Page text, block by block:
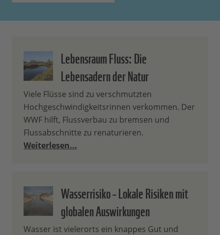
Lebensraum Fluss: Die
Lebensadern der Natur
Viele Flüsse sind zu verschmutzten
Hochgeschwindigkeitsrinnen verkommen. Der
WWF hilft, Flussverbau zu bremsen und
Flussabschnitte zu renaturieren.
Weiterlesen...
Wasserrisiko – Lokale Risiken mit
globalen Auswirkungen
Wasser ist vielerorts ein knappes Gut und